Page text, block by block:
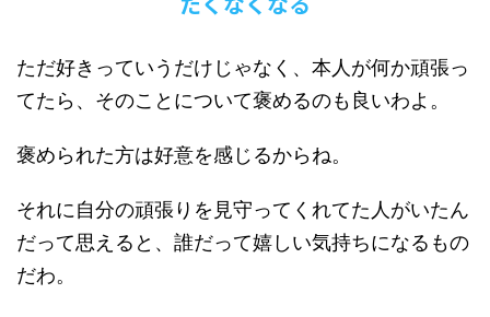
ただ好きっていうだけじゃなく、本人が何か頑張っ
てたら、そのことについて褒めるのも良いわよ。
褒められた方は好意を感じるからね。
それに自分の頑張りを見守ってくれてた人がいたん
だって思えると、誰だって嬉しい気持ちになるもの
だわ。